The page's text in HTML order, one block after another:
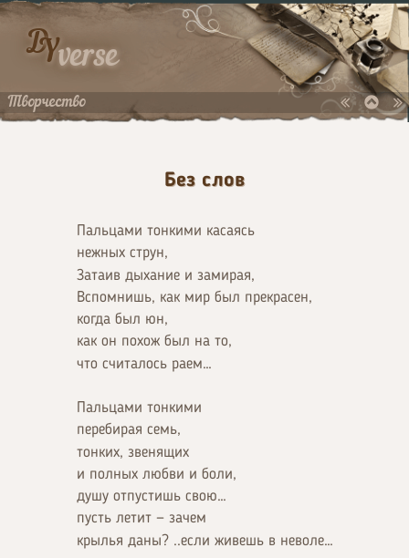
DYverse
Творчество
Без слов
Пальцами тонкими касаясь
нежных струн,
Затаив дыхание и замирая,
Вспомнишь, как мир был прекрасен,
когда был юн,
как он похож был на то,
что считалось раем…
Пальцами тонкими
перебирая семь,
тонких, звенящих
и полных любви и боли,
душу отпустишь свою…
пусть летит — зачем
крылья даны? ..если живешь в неволе…